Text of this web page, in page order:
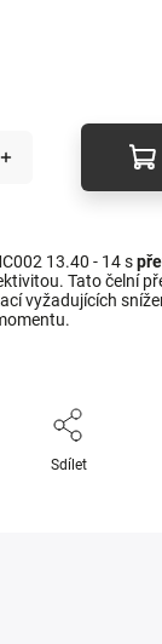
13.40 - 14 s
Tato čelní
vyžadujících
Sdílet